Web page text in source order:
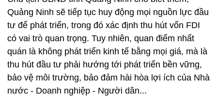
Quảng Ninh sẽ tiếp tục huy động mọi nguồn lực đầu
tư để phát triển, trong đó xác định thu hút vốn FDI
có vai trò quan trọng. Tuy nhiên, quan điểm nhất
quán là không phát triển kinh tế bằng mọi giá, mà là
thu hút đầu tư phải hướng tới phát triển bền vững,
bảo vệ môi trường, bảo đảm hài hòa lợi ích của Nhà
nước - Doanh nghiệp - Người dân...